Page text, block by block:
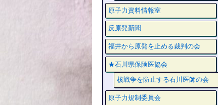
原子力資料情報室
反原発新聞
福井から原発を止める裁判の会
★石川県保険医協会
核戦争を防止する石川医師の会
原子力規制委員会